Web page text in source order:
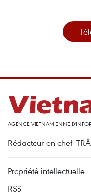
AGENCE VIETNAMIENNE
Rédacteur en chef:
Propriété intellectuelle
RSS